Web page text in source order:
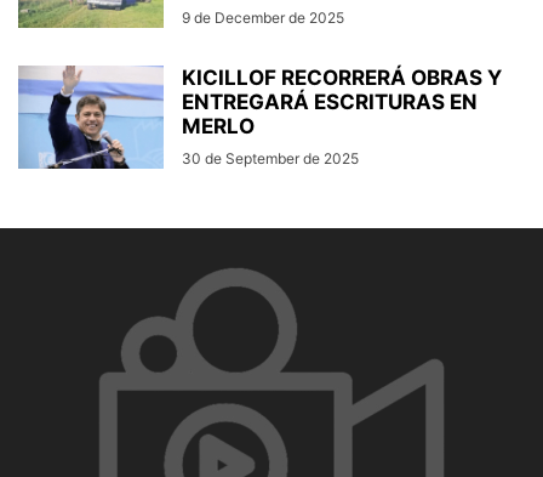
9 de December de 2025
KICILLOF RECORRERÁ OBRAS Y
ENTREGARÁ ESCRITURAS EN
MERLO
30 de September de 2025